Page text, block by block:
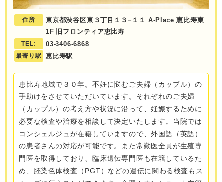
住所
東京都渋谷区東３丁目１３−１１ A-Place 恵比寿東
1F 旧フロンティア恵比寿
TEL: 03-3406-6868
最寄り駅 恵比寿駅
恵比寿地域で３０年。不妊に悩むご夫婦（カップル）の
手助けをさせていただいています。それぞれのご夫婦
（カップル）の考え方や状況に沿って、妊娠するために
必要な検査や治療を相談して決定いたします。当院では
コンシェルジュが在籍していますので、外国語（英語）
の患者さんの対応が可能です。また常勤医全員が生殖専
門医を取得しており、臨床遺伝専門医も在籍しているた
め、胚染色体検査（PGT）などの遺伝に関わる検査もス